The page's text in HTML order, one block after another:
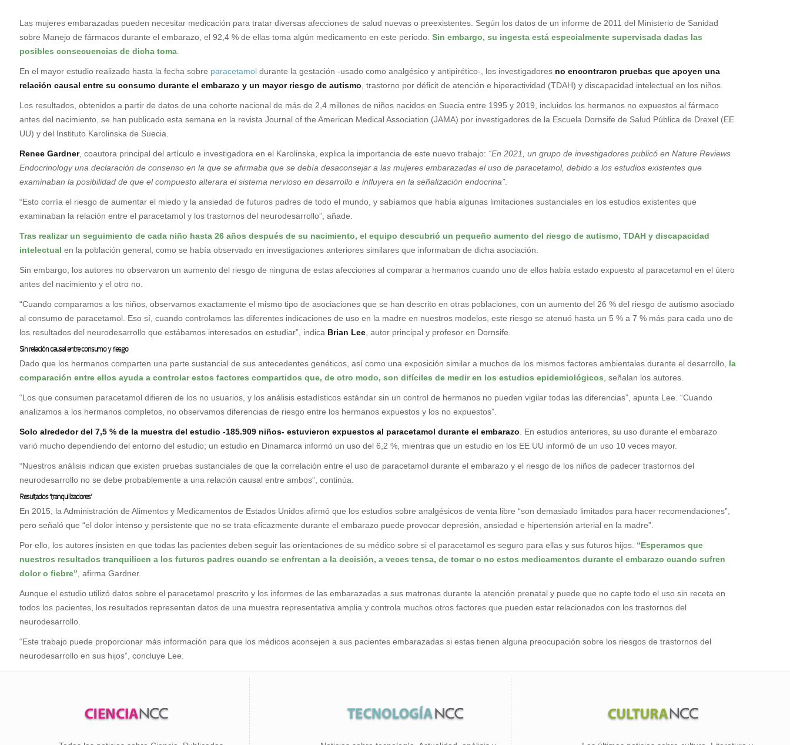
L as mujeres embarazadas pueden necesitar medicación para tratar diversas afecciones de salud nuevas o preexistentes. Según los datos de un informe de 2011 del Ministerio de Sanidad
sobre Manejo de fármacos durante el embarazo, el 92,4 % de ellas toma algún medicamento en este periodo. Sin embargo, su ingesta está especialmente supervisada dadas las
posibles consecuencias de dicha toma
En el mayor estudio realizado hasta la fecha sobre paracetamol durante la gestación -usado como analgésico y antipirético-, los investigadores no encontraron pruebas que apoyen una
relación causal entre su consumo durante el embarazo y un mayor riesgo de autismo , trastorno por déficit de atención e hiperactividad (TDAH) y discapacidad intelectual en los niños.
Los resultados, obtenidos a partir de datos de una cohorte nacional de más de 2,4 millones de niños nacidos en Suecia entre 1995 y 2019, incluidos los hermanos no expuestos al fármaco
antes del nacimiento, se han publicado esta semana en la revista Journal of the American Medical Association (JAMA) por investigadores de la Escuela Dornsife de Salud Pública de Drexel (EE
UU) y del Instituto Karolinska de Suecia.
Renee Gardner, coautora principal del artículo e investigadora en el Karolinska, explica la importancia de este nuevo trabajo: “En 2021, un grupo de investigadores publicó en Nature Reviews
Endocrinology una declaración de consenso en la que se afirmaba que se debía desaconsejar a las mujeres embarazadas el uso de paracetamol, debido a los estudios existentes que
examinaban la posibilidad de que el compuesto alterara el sistema nervioso en desarrollo e influyera en la señalización endocrina”
“Esto corría el riesgo de aumentar el miedo y la ansiedad de futuros padres de todo el mundo, y sabíamos que había algunas limitaciones sustanciales en los estudios existentes que
examinaban la relación entre el paracetamol y los trastornos del neurodesarrollo”, añade.
Tras realizar un seguimiento de cada niño hasta 26 años después de su nacimiento, el equipo descubrió un pequeño aumento del riesgo de autismo, TDAH y discapacidad
intelectual en la población general, como se había observado en investigaciones anteriores similares que informaban de dicha asociación.
Sin embargo, los autores no observaron un aumento del riesgo de ninguna de estas afecciones al comparar a hermanos cuando uno de ellos había estado expuesto al paracetamol en el útero
antes del nacimiento y el otro no.
“Cuando comparamos a los niños, observamos exactamente el mismo tipo de asociaciones que se han descrito en otras poblaciones, con un aumento del 26 % del riesgo de autismo asociado
al consumo de paracetamol. Eso sí, cuando controlamos las diferentes indicaciones de uso en la madre en nuestros modelos, este riesgo se atenuó hasta un 5 % a 7 % más para cada uno de
los resultados del neurodesarrollo que estábamos interesados en estudiar”, indica Brian Lee , autor principal y profesor en Dornsife.
Sin relación causal entre consumo y riesgo
Dado que los hermanos comparten una parte sustancial de sus antecedentes genéticos, así como una exposición similar a muchos de los mismos factores ambientales durante el desarrollo, la
comparación entre ellos ayuda a controlar estos factores compartidos que, de otro modo, son difíciles de medir en los estudios epidemiológicos , señalan los autores.
“Los que consumen paracetamol difieren de los no usuarios, y los análisis estadísticos estándar sin un control de hermanos no pueden vigilar todas las diferencias”, apunta Lee. “Cuando
analizamos a los hermanos completos, no observamos diferencias de riesgo entre los hermanos expuestos y los no expuestos”.
Solo alrededor del 7,5 % de la muestra del estudio -185.909 niños- estuvieron expuestos al paracetamol durante el embarazo . En estudios anteriores, su uso durante el embarazo
varió mucho dependiendo del entorno del estudio; un estudio en Dinamarca informó un uso del 6,2 %, mientras que un estudio en los EE UU informó de un uso 10 veces mayor.
“Nuestros análisis indican que existen pruebas sustanciales de que la correlación entre el uso de paracetamol durante el embarazo y el riesgo de los niños de padecer trastornos del
neurodesarrollo no se debe probablemente a una relación causal entre ambos”, continúa.
Resultados ‘tranquilizadores’
En 2015, la Administración de Alimentos y Medicamentos de Estados Unidos afirmó que los estudios sobre analgésicos de venta libre “son demasiado limitados para hacer recomendaciones”,
pero señaló que “el dolor intenso y persistente que no se trata eficazmente durante el embarazo puede provocar depresión, ansiedad e hipertensión arterial en la madre”.
Por ello, los autores insisten en que todas las pacientes deben seguir las orientaciones de su médico sobre si el paracetamol es seguro para ellas y sus futuros hijos. “Esperamos que
nuestros resultados tranquilicen a los futuros padres cuando se enfrentan a la decisión, a veces tensa, de tomar o no estos medicamentos durante el embarazo cuando sufren
dolor o fiebre” , afirma Gardner.
Aunque el estudio utilizó datos sobre el paracetamol prescrito y los informes de las embarazadas a sus matronas durante la atención prenatal y puede que no capte todo el uso sin receta en
todos los pacientes, los resultados representan datos de una muestra representativa amplia y controla muchos otros factores que pueden estar relacionados con los trastornos del
neurodesarrollo.
“Este trabajo puede proporcionar más información para que los médicos aconsejen a sus pacientes embarazadas si estas tienen alguna preocupación sobre los riesgos de trastornos del
neurodesarrollo en sus hijos”, concluye Lee.